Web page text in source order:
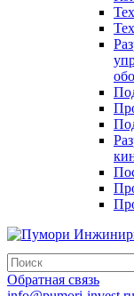
Обратная связь